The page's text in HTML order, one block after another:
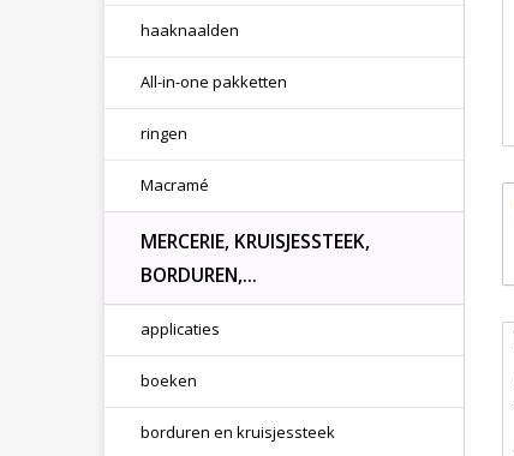
haaknaalden
All-in-one pakketten
ringen
Macramé
MERCERIE, KRUISJESSTEEK,
BORDUREN,...
applicaties
boeken
borduren en kruisjessteek